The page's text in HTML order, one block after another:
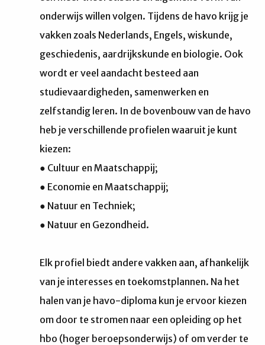
onderwijs willen volgen. Tijdens de havo krijg je
vakken zoals Nederlands, Engels, wiskunde,
geschiedenis, aardrijkskunde en biologie. Ook
wordt er veel aandacht besteed aan
studievaardigheden, samenwerken en
zelfstandig leren. In de bovenbouw van de havo
heb je verschillende profielen waaruit je kunt
kiezen:
● Cultuur en Maatschappij;
● Economie en Maatschappij;
● Natuur en Techniek;
● Natuur en Gezondheid.
Elk profiel biedt andere vakken aan, afhankelijk
van je interesses en toekomstplannen. Na het
halen van je havo-diploma kun je ervoor kiezen
om door te stromen naar een opleiding op het
hbo (hoger beroepsonderwijs) of om verder te